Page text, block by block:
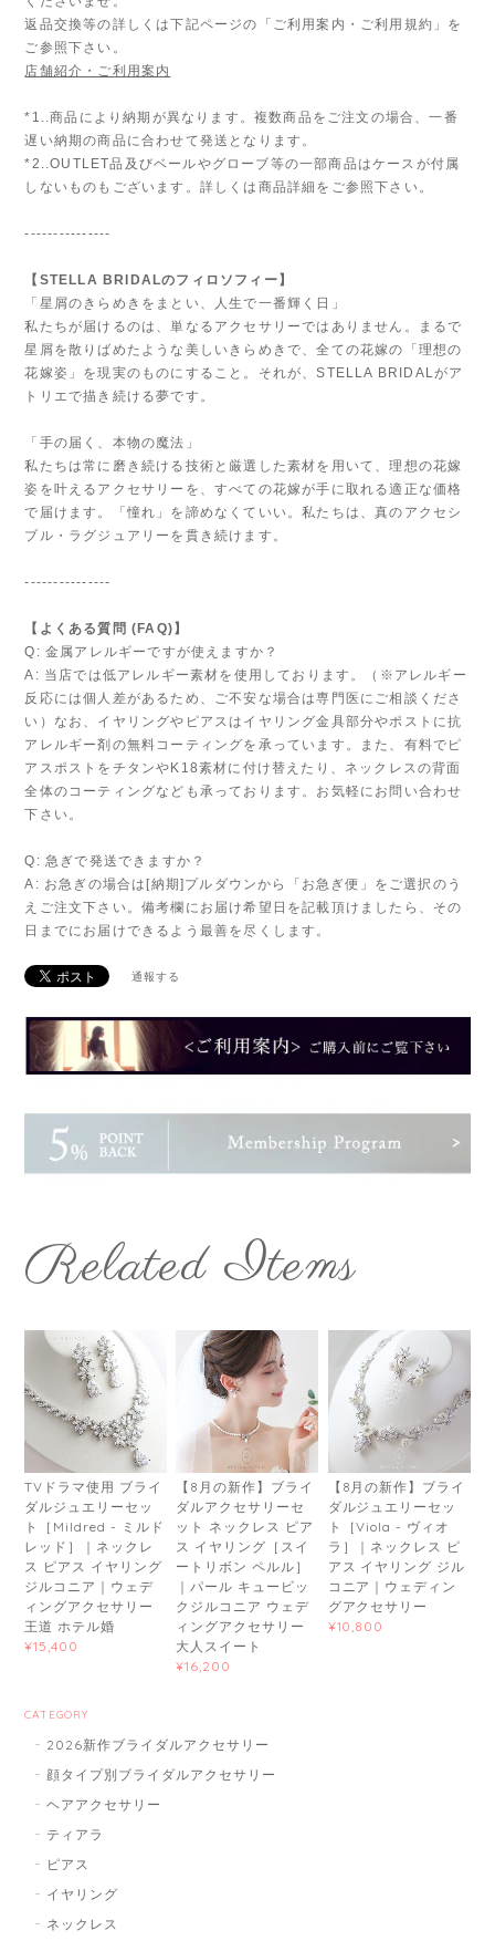
返品交換等の詳しくは下記ページの「ご利用案内・ご利用規約」を
ご参照下さい。
店舗紹介・ご利用案内
*1..商品により納期が異なります。複数商品をご注文の場合、一番
遅い納期の商品に合わせて発送となります。
*2..OUTLET品及びベールやグローブ等の一部商品はケースが付属
しないものもございます。詳しくは商品詳細をご参照下さい。
---------------
【STELLA BRIDALのフィロソフィー】
「星屑のきらめきをまとい、人生で一番輝く日」
私たちが届けるのは、単なるアクセサリーではありません。まるで
星屑を散りばめたような美しいきらめきで、全ての花嫁の「理想の
花嫁姿」を現実のものにすること。それが、STELLA BRIDALがア
トリエで描き続ける夢です。
「手の届く、本物の魔法」
私たちは常に磨き続ける技術と厳選した素材を用いて、理想の花嫁
姿を叶えるアクセサリーを、すべての花嫁が手に取れる適正な価格
で届けます。「憧れ」を諦めなくていい。私たちは、真のアクセシ
ブル・ラグジュアリーを貫き続けます。
---------------
【よくある質問 (FAQ)】
Q: 金属アレルギーですが使えますか？
A: 当店では低アレルギー素材を使用しております。（※アレルギー
反応には個人差があるため、ご不安な場合は専門医にご相談くださ
い）なお、イヤリングやピアスはイヤリング金具部分やポストに抗
アレルギー剤の無料コーティングを承っています。また、有料でピ
アスポストをチタンやK18素材に付け替えたり、ネックレスの背面
全体のコーティングなども承っております。お気軽にお問い合わせ
下さい。
Q: 急ぎで発送できますか？
A: お急ぎの場合は[納期]プルダウンから「お急ぎ便」をご選択のう
えご注文下さい。備考欄にお届け希望日を記載頂けましたら、その
日までにお届けできるよう最善を尽くします。
通報する
Related Items
TVドラマ使用 ブライ
ダルジュエリーセッ
ト［Mildred - ミルド
レッド］｜ネックレ
ス ピアス イヤリング
ジルコニア｜ウェデ
ィングアクセサリー
王道 ホテル婚
¥15,400
【8月の新作】ブライ
ダルアクセサリーセ
ット ネックレス ピア
ス イヤリング［スイ
ートリボン ペルル］
｜パール キュービッ
クジルコニア ウェデ
ィングアクセサリー
大人スイート
¥16,200
【8月の新作】ブライ
ダルジュエリーセッ
ト［Viola - ヴィオ
ラ］｜ネックレス ピ
アス イヤリング ジル
コニア｜ウェディン
グアクセサリー
¥10,800
CATEGORY
2026新作ブライダルアクセサリー
顔タイプ別ブライダルアクセサリー
ヘアアクセサリー
ティアラ
ピアス
イヤリング
ネックレス